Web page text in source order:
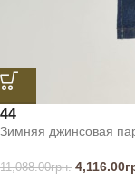
44
Зимняя джинсовая
11,088.00грн. 4,116.00